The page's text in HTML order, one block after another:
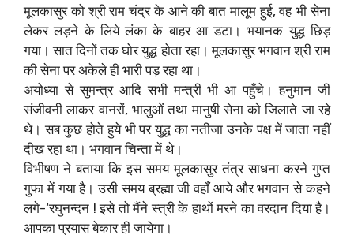
मूलकासुर को श्री राम चंद्र के आने की बात मालूम हुई, वह भी सेना
लेकर लड़ने के लिये लंका के बाहर आ डटा। भयानक युद्ध छिड़
गया। सात दिनों तक घोर युद्ध होता रहा। मूलकासुर भगवान श्री राम
की सेना पर अकेले ही भारी पड़ रहा था।
अयोध्या से सुमन्त्र आदि सभी मन्त्री भी आ पहुँचे। हनुमान जी
संजीवनी लाकर वानरों, भालुओं तथा मानुषी सेना को जिलाते जा रहे
थे। सब कुछ होते हुये भी पर युद्ध का नतीजा उनके पक्ष में जाता नहीं
दीख रहा था। भगवान चिन्ता में थे।
विभीषण ने बताया कि इस समय मूलकासुर तंत्र साधना करने गुप्त
गुफा में गया है। उसी समय ब्रह्मा जी वहाँ आये और भगवान से कहने
लगे-‘रघुनन्दन ! इसे तो मैंने स्त्री के हाथों मरने का वरदान दिया है।
आपका प्रयास बेकार ही जायेगा।